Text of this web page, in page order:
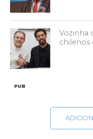
Vozinha
chilenos
PUB